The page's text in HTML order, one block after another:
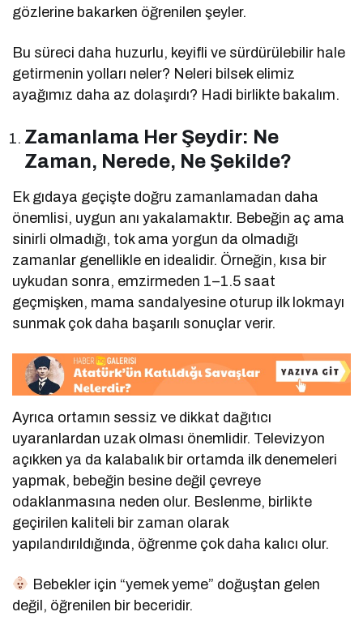
gözlerine bakarken öğrenilen şeyler.
Bu süreci daha huzurlu, keyifli ve sürdürülebilir hale
getirmenin yolları neler? Neleri bilsek elimiz
ayağımız daha az dolaşırdı? Hadi birlikte bakalım.
Zamanlama Her Şeydir: Ne
Zaman, Nerede, Ne Şekilde?
Ek gıdaya geçişte doğru zamanlamadan daha
önemlisi, uygun anı yakalamaktır. Bebeğin aç ama
sinirli olmadığı, tok ama yorgun da olmadığı
zamanlar genellikle en idealidir. Örneğin, kısa bir
uykudan sonra, emzirmeden 1–1.5 saat
geçmişken, mama sandalyesine oturup ilk lokmayı
sunmak çok daha başarılı sonuçlar verir.
Ayrıca ortamın sessiz ve dikkat dağıtıcı
uyaranlardan uzak olması önemlidir. Televizyon
açıkken ya da kalabalık bir ortamda ilk denemeleri
yapmak, bebeğin besine değil çevreye
odaklanmasına neden olur. Beslenme, birlikte
geçirilen kaliteli bir zaman olarak
yapılandırıldığında, öğrenme çok daha kalıcı olur.
Bebekler için “yemek yeme” doğuştan gelen
değil, öğrenilen bir beceridir.